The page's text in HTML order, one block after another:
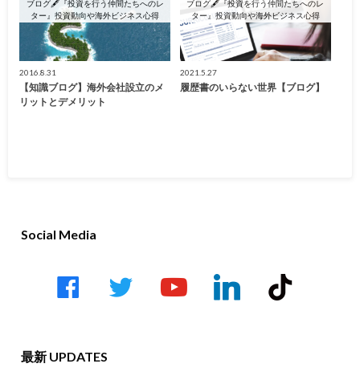
ブログ🖋『投資を行う仲間たちへのレ
ター』投資動向や海外ビジネス心得
2016.8.31
【知識ブログ】海外会社設立のメ
リットとデメリット
ブログ🖋『投資を行う仲間たちへのレ
ター』投資動向や海外ビジネス心得
2021.5.27
履歴書のいらない世界【ブログ】
Social Media
facebook twitter
youtube-
play
linkedin tiktok
最新 UPDATES